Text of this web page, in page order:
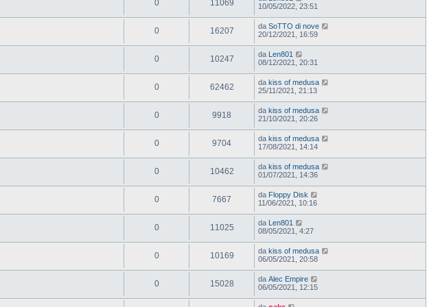
0 11069
10/05/2022, 23:51
0 16207 da SoTTO di nove
20/12/2021, 16:59
0 10247 da Len801
08/12/2021, 20:31
0 62462 da kiss of medusa
25/11/2021, 21:13
0 9918 da kiss of medusa
21/10/2021, 20:26
0 9704 da kiss of medusa
17/08/2021, 14:14
0 10462 da kiss of medusa
01/07/2021, 14:36
0 7667 da Floppy Disk
11/06/2021, 10:16
0 11025 da Len801
08/05/2021, 4:27
0 10169 da kiss of medusa
06/05/2021, 20:58
0 15028 da Alec Empire
06/05/2021, 12:15